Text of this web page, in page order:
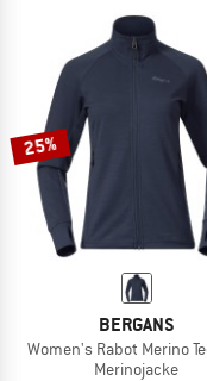
25%
BERGANS
Women's Rabot Merino
Merinojacke